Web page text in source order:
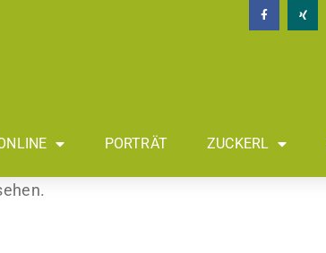
PORTRÄT ZUCKERL